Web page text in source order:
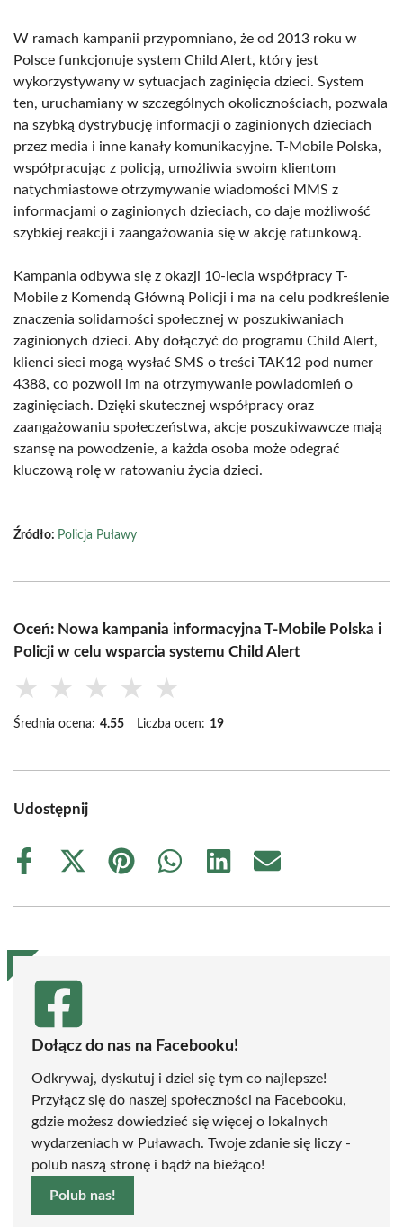
W ramach kampanii przypomniano, że od 2013 roku w
Polsce funkcjonuje system Child Alert, który jest
wykorzystywany w sytuacjach zaginięcia dzieci. System
ten, uruchamiany w szczególnych okolicznościach, pozwala
na szybką dystrybucję informacji o zaginionych dzieciach
przez media i inne kanały komunikacyjne. T-Mobile Polska,
współpracując z policją, umożliwia swoim klientom
natychmiastowe otrzymywanie wiadomości MMS z
informacjami o zaginionych dzieciach, co daje możliwość
szybkiej reakcji i zaangażowania się w akcję ratunkową.
Kampania odbywa się z okazji 10-lecia współpracy T-
Mobile z Komendą Główną Policji i ma na celu podkreślenie
znaczenia solidarności społecznej w poszukiwaniach
zaginionych dzieci. Aby dołączyć do programu Child Alert,
klienci sieci mogą wysłać SMS o treści TAK12 pod numer
4388, co pozwoli im na otrzymywanie powiadomień o
zaginięciach. Dzięki skutecznej współpracy oraz
zaangażowaniu społeczeństwa, akcje poszukiwawcze mają
szansę na powodzenie, a każda osoba może odegrać
kluczową rolę w ratowaniu życia dzieci.
Źródło: Policja Puławy
Oceń: Nowa kampania informacyjna T-Mobile Polska i
Policji w celu wsparcia systemu Child Alert
★ ★ ★ ★ ★
Średnia ocena: 4.55 Liczba ocen: 19
Udostępnij
Share
Share
(Twitter)
Share
Share
Share
Share
Dołącz do nas na Facebooku!
Odkrywaj, dyskutuj i dziel się tym co najlepsze!
Przyłącz się do naszej społeczności na Facebooku,
gdzie możesz dowiedzieć się więcej o lokalnych
wydarzeniach w Puławach. Twoje zdanie się liczy -
polub naszą stronę i bądź na bieżąco!
Polub nas!